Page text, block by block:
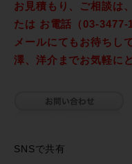
お見積もり、ご相談は
たは お電話（03-3477-
メールにてもお待ちし
澤、洋介までお気軽に
SNSで共有